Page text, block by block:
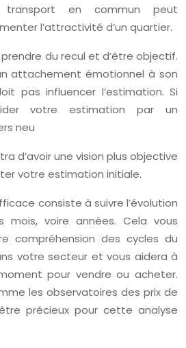
en commun peut
l’attractivité d’un quartier.
prendre du recul et d’être objectif.
attachement émotionnel à son
pas influencer l’estimation. Si
votre estimation par un
neu
d’avoir une vision plus objective
votre estimation initiale.
consiste à suivre l’évolution
mois, voire années. Cela vous
compréhension des cycles du
votre secteur et vous aidera à
pour vendre ou acheter.
les observatoires des prix de
précieux pour cette analyse